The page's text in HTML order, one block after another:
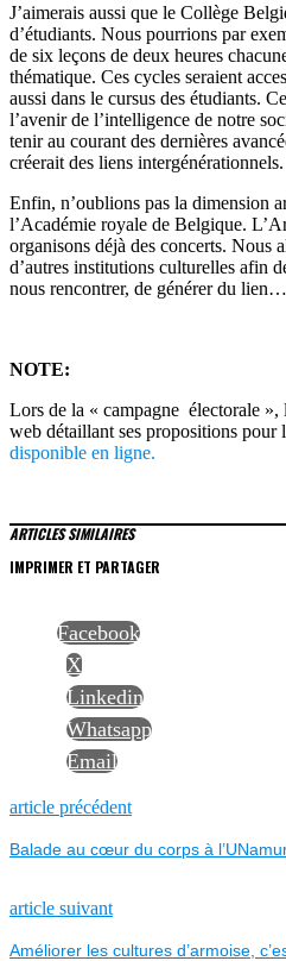
J’aimerais aussi que le Collège
d’étudiants. Nous pourrions par
de six leçons de deux heures
thématique. Ces cycles seraient
aussi dans le cursus des étudiants.
l’avenir de l’intelligence de notre
tenir au courant des dernières
créerait des liens intergénérationnels.
Enfin, n’oublions pas la dimension
l’Académie royale de Belgique.
organisons déjà des concerts. Nous
d’autres institutions culturelles afin
nous rencontrer, de générer du lien…
NOTE:
Lors de la « campagne électorale
web détaillant ses propositions pour
disponible en ligne.
ARTICLES SIMILAIRES
IMPRIMER ET PARTAGER
Facebook
X
Linkedin
Whatsapp
Email
NAVIGATION
DE
L’ARTICLE
article précédentPrevious
Balade au cœur du corps à
article suivantNext
Améliorer les cultures d’armoise,